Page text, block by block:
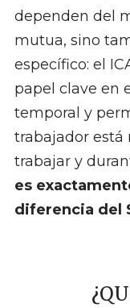
dependen del
mutua, sino
específico: el
papel clave en
temporal y
trabajador está
trabajar y
es
diferencia del